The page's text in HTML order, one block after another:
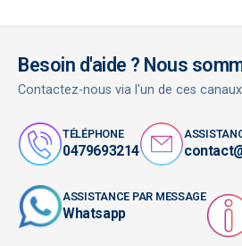
Besoin d'aide ? Nous
Contactez-nous via l'un de ces
TÉLÉPHONE
0479693214
ASSISTANCE PAR MESSAGE
Whatsapp